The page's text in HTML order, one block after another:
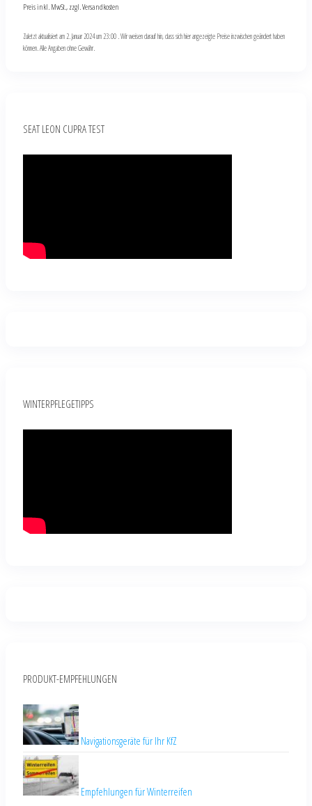
Preis inkl. MwSt., zzgl. Versandkosten
Zuletzt aktualisiert am 2. Januar 2024 um 23:00 . Wir weisen darauf hin, dass sich hier angezeigte Preise inzwischen geändert haben
können. Alle Angaben ohne Gewähr.
SEAT LEON CUPRA TEST
WINTERPFLEGETIPPS
PRODUKT-EMPFEHLUNGEN
Navigationsgeräte für Ihr KfZ
Empfehlungen für Winterreifen